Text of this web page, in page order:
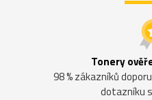
Tonery
98 % zákazníků
dotazníku